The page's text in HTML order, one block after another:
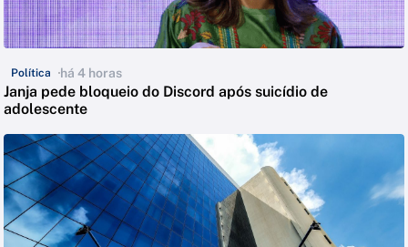
Política há 4 horas
Janja pede bloqueio do Discord após suicídio de
adolescente